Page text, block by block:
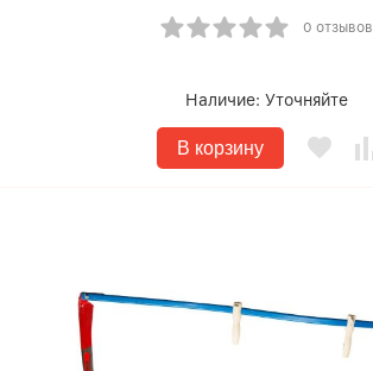
0 отзывов
Наличие: Уточняйте
В корзину